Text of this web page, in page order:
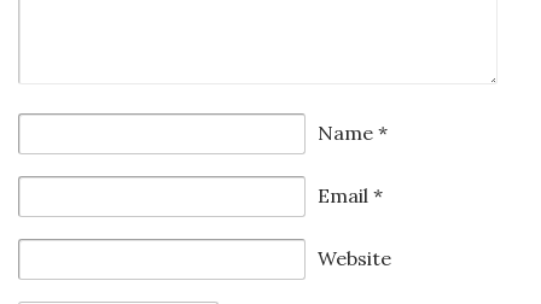
Name *
Email *
Website